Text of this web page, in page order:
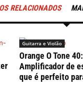
RELACIONADOS
Guitarra e Violão
Orange O Tone
Amplificador de
que é perfeito